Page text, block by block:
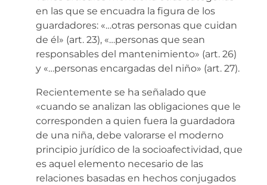
en las que se encuadra la figura de los
guardadores: «…otras personas que cuidan
de él» (art. 23), «…personas que sean
responsables del mantenimiento» (art. 26)
y «…personas encargadas del niño» (art. 27).
Recientemente se ha señalado que
«cuando se analizan las obligaciones que le
corresponden a quien fuera la guardadora
de una niña, debe valorarse el moderno
principio jurídico de la socioafectividad, que
es aquel elemento necesario de las
relaciones basadas en hechos conjugados